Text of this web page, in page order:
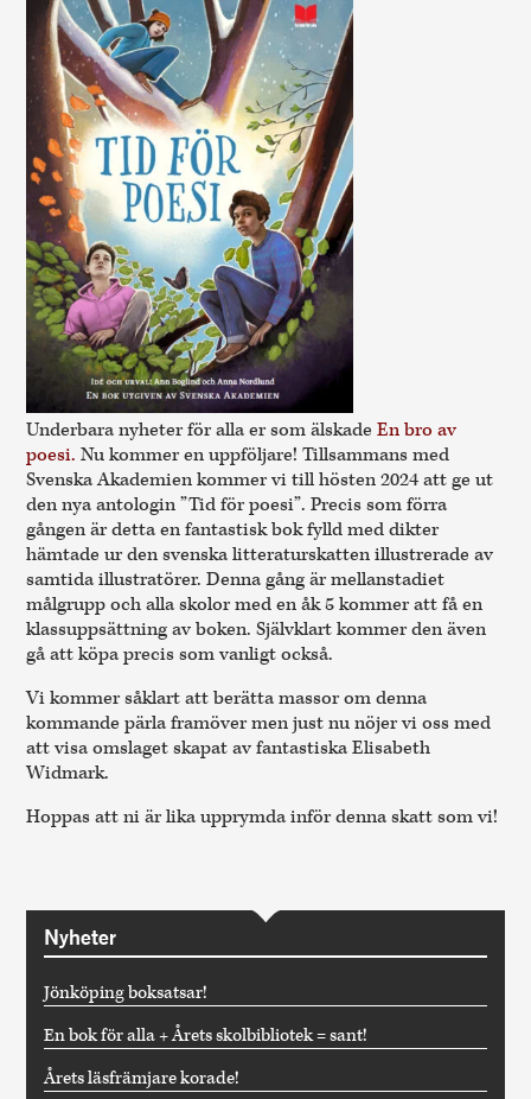
Underbara nyheter för alla er som älskade En bro av
poesi.Nu kommer en uppföljare! Tillsammans med
Svenska Akademien kommer vi till hösten 2024 att ge ut
den nya antologin ”Tid för poesi”. Precis som förra
gången är detta en fantastisk bok fylld med dikter
hämtade ur den svenska litteraturskatten illustrerade av
samtida illustratörer. Denna gång är mellanstadiet
målgrupp och alla skolor med en åk 5 kommer att få en
klassuppsättning av boken. Självklart kommer den även
gå att köpa precis som vanligt också.
Vi kommer såklart att berätta massor om denna
kommande pärla framöver men just nu nöjer vi oss med
att visa omslaget skapat av fantastiska Elisabeth
Widmark.
Hoppas att ni är lika upprymda inför denna skatt som vi!
Nyheter
Jönköping boksatsar!
En bok för alla + Årets skolbibliotek = sant!
Årets läsfrämjare korade!